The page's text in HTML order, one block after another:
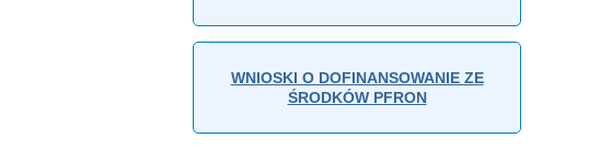
WNIOSKI O DOFINANSOWANIE ZE
ŚRODKÓW PFRON